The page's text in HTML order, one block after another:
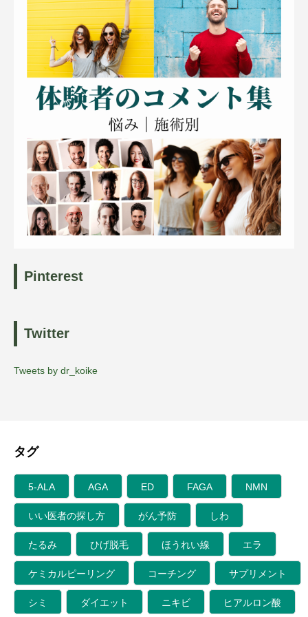
Pinterest
Twitter
Tweets by dr_koike
タグ
5-ALA AGA ED FAGA NMN
いい医者の探し方 がん予防 しわ
たるみ ひげ脱毛 ほうれい線 エラ
ケミカルピーリング コーチング サプリメント
シミ ダイエット ニキビ ヒアルロン酸